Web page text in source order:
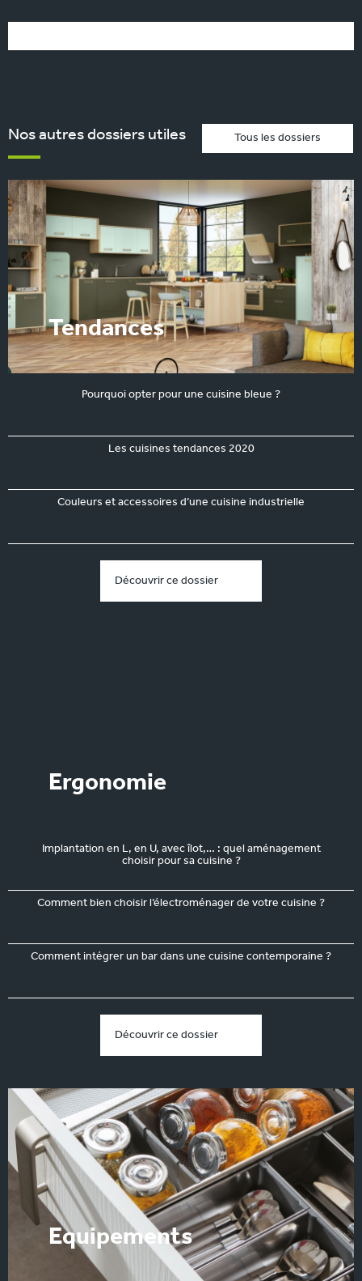
Nos autres dossiers utiles Tous les dossiers
Tendances
Pourquoi opter pour une cuisine bleue ?
Les cuisines tendances 2020
Couleurs et accessoires d’une cuisine industrielle
Découvrir ce dossier
Ergonomie
Implantation en L, en U, avec îlot,… : quel aménagement
choisir pour sa cuisine ?
Comment bien choisir l’électroménager de votre cuisine ?
Comment intégrer un bar dans une cuisine contemporaine ?
Découvrir ce dossier
Equipements